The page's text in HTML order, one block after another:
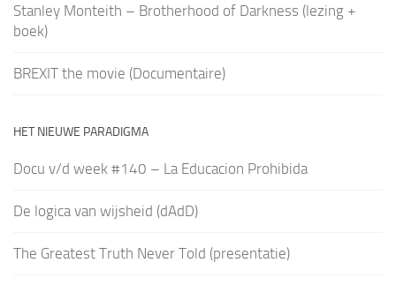
Stanley Monteith – Brotherhood of Darkness (lezing +
boek)
BREXIT the movie (Documentaire)
HET NIEUWE PARADIGMA
Docu v/d week #140 – La Educacion Prohibida
De logica van wijsheid (dAdD)
The Greatest Truth Never Told (presentatie)